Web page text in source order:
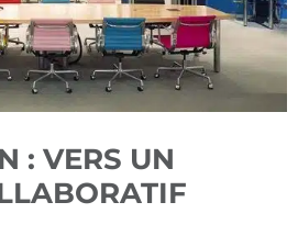
: VERS UN